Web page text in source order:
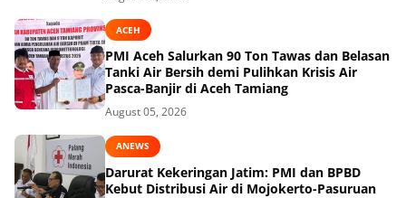
ACEH
PMI Aceh Salurkan 90 Ton Tawas dan Belasan
Tanki Air Bersih demi Pulihkan Krisis Air
Pasca-Banjir di Aceh Tamiang
August 05, 2026
ANEWS
Darurat Kekeringan Jatim: PMI dan BPBD
Kebut Distribusi Air di Mojokerto-Pasuruan